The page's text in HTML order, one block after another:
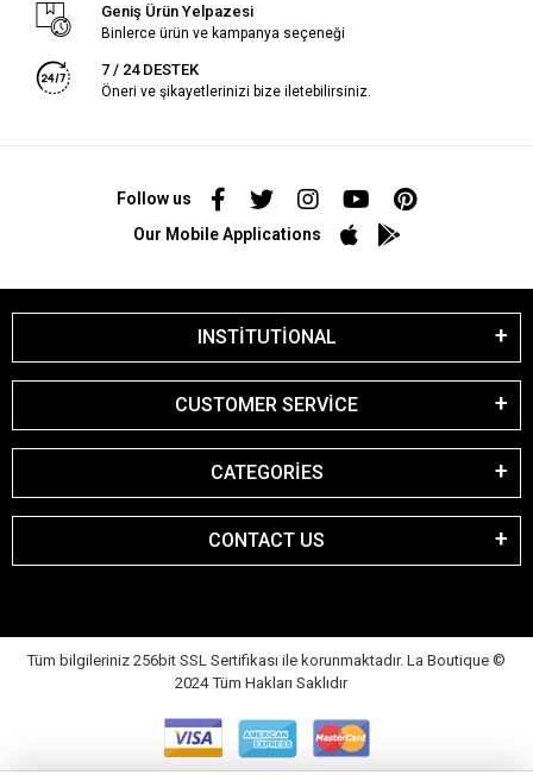
Geniş Ürün Yelpazesi
Binlerce ürün ve kampanya seçeneği
7 / 24 DESTEK
Öneri ve şikayetlerinizi bize iletebilirsiniz.
Follow us
Our Mobile Applications
INSTİTUTİONAL
CUSTOMER SERVİCE
CATEGORİES
CONTACT US
Tüm bilgileriniz 256bit SSL Sertifikası ile korunmaktadır. La Boutique ©
2024 Tüm Hakları Saklıdır